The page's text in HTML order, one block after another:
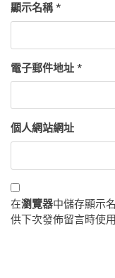
顯示名稱*
電子郵件地址 *
個人網站網址
在瀏覽器中儲存顯示
供下次發佈留言時使